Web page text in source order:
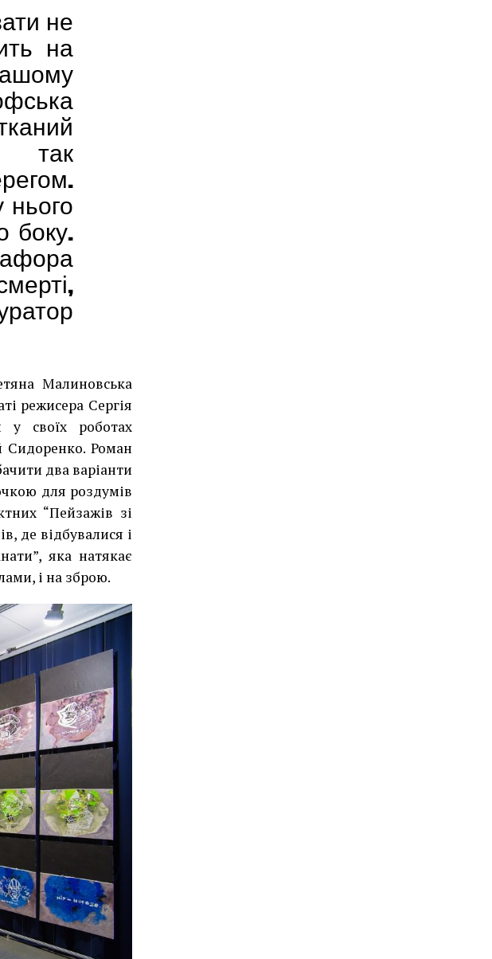
не
на
так
нього
боку.
Малиновська
режисера Сергія
у своїх роботах
Сидоренко. Роман
два варіанти
для роздумів
“Пейзажів зі
де відбувалися і
яка натякає
і на зброю.